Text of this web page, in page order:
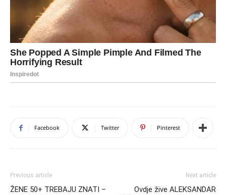
Facebook Twitter Pinterest
Previous article
ŽENE 50+ TREBAJU ZNATI –
Next article
Ovdje žive ALEKSANDAR